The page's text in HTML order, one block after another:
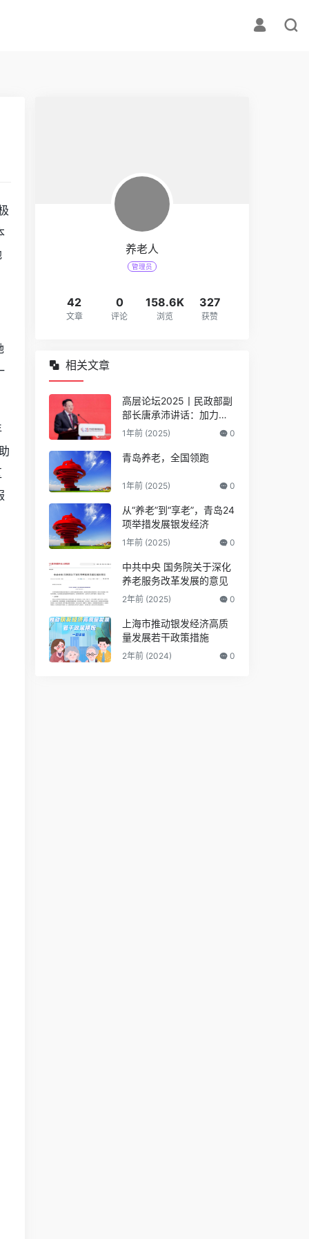
养老人
管理员
42
文章
0
评论
158.6K
浏览
327
获赞
相关文章
高层论坛2025丨民政部副
部长唐承沛讲话：加力推
动银发经济提质扩容
1年前 (2025) 0
青岛养老，全国领跑
1年前 (2025) 0
从“养老”到“享老”，青岛24
项举措发展银发经济
1年前 (2025) 0
中共中央 国务院关于深化
养老服务改革发展的意见
2年前 (2025) 0
上海市推动银发经济高质
量发展若干政策措施
2年前 (2024) 0